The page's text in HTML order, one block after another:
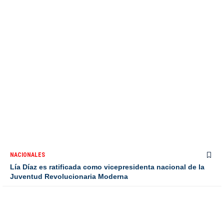
NACIONALES
Lía Díaz es ratificada como vicepresidenta nacional de la
Juventud Revolucionaria Moderna